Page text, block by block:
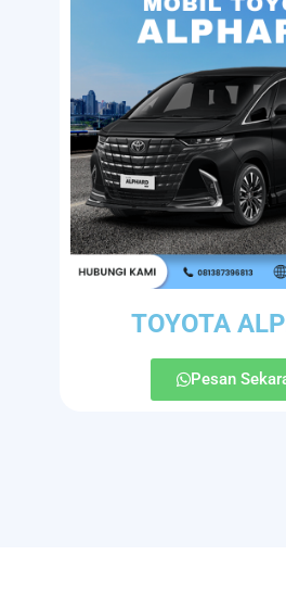
TOYOTA
Pesan